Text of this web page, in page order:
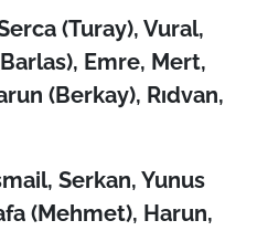
(Turay), Vural,
Emre, Mert,
(Berkay), Rıdvan,
Serkan, Yunus
(Mehmet), Harun,